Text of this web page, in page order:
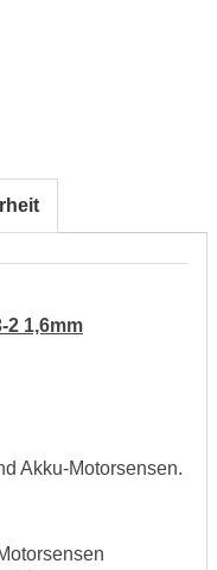
2 1,6mm
Akku-Motorsensen.